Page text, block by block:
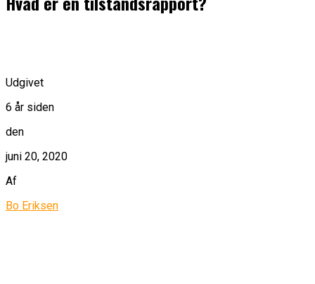
Udgivet
6 år siden
den
juni 20, 2020
Af
Bo Eriksen